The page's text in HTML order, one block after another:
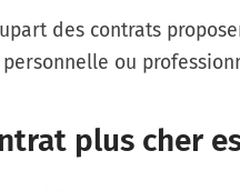
des contrats
ou
plus cher